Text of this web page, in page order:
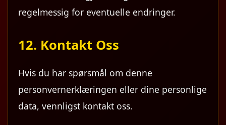
regelmessig for eventuelle endringer.
12. Kontakt Oss
Hvis du har spørsmål om denne
personvernerklæringen eller dine personlige
data, vennligst kontakt oss.